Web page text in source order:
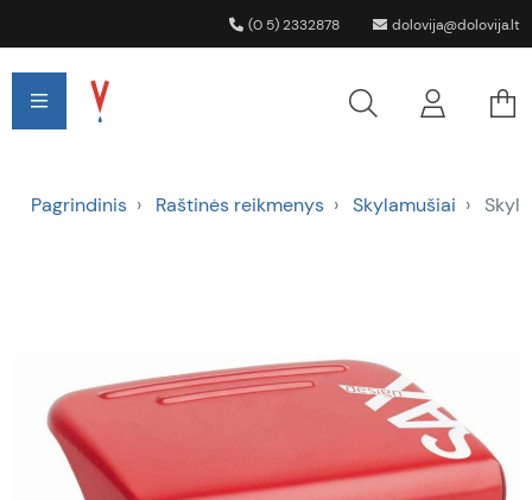
(0 5) 2332878 dolovija@dolovija.lt
Pagrindinis Raštinės reikmenys Skylamušiai